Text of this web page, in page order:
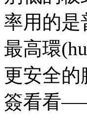
率用的是
最高環
更安全的
簽看看——